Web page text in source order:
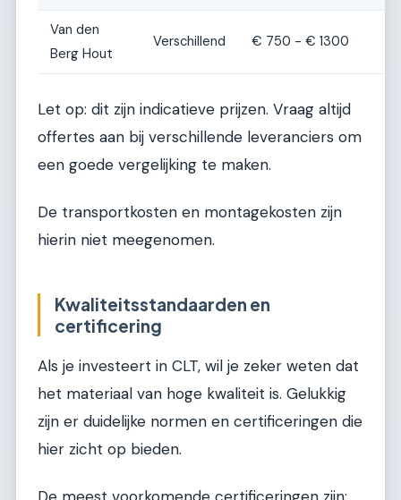
Van den
Berg Hout
Verschillend € 750 - € 1300
Let op: dit zijn indicatieve prijzen. Vraag altijd
offertes aan bij verschillende leveranciers om
een goede vergelijking te maken.
De transportkosten en montagekosten zijn
hierin niet meegenomen.
Kwaliteitsstandaarden en
certificering
Als je investeert in CLT, wil je zeker weten dat
het materiaal van hoge kwaliteit is. Gelukkig
zijn er duidelijke normen en certificeringen die
hier zicht op bieden.